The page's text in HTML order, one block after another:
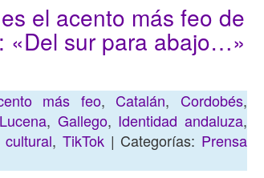
el acento más feo de
«Del sur para abajo…»
más feo,Catalán,Cordobés,
, Gallego, Identidad andaluza,
, TikTok| Categorías: Prensa